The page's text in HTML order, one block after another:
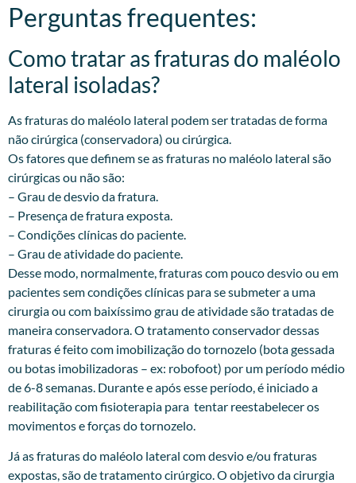
Perguntas frequentes:
Como tratar as fraturas do maléolo
lateral isoladas?
As fraturas do maléolo lateral podem ser tratadas de forma
não cirúrgica (conservadora) ou cirúrgica.
Os fatores que definem se as fraturas no maléolo lateral são
cirúrgicas ou não são:
– Grau de desvio da fratura.
– Presença de fratura exposta.
– Condições clínicas do paciente.
– Grau de atividade do paciente.
Desse modo, normalmente, fraturas com pouco desvio ou em
pacientes sem condições clínicas para se submeter a uma
cirurgia ou com baixíssimo grau de atividade são tratadas de
maneira conservadora. O tratamento conservador dessas
fraturas é feito com imobilização do tornozelo (bota gessada
ou botas imobilizadoras – ex: robofoot) por um período médio
de 6-8 semanas. Durante e após esse período, é iniciado a
reabilitação com fisioterapia para tentar reestabelecer os
movimentos e forças do tornozelo.
Já as fraturas do maléolo lateral com desvio e/ou fraturas
expostas, são de tratamento cirúrgico. O objetivo da cirurgia